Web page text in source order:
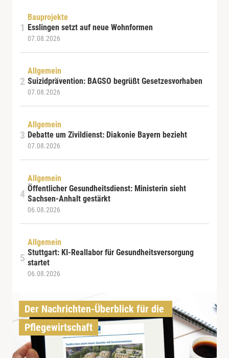
Bauprojekte
Esslingen setzt auf neue Wohnformen
07.08.2026
Allgemein
Suizidprävention: BAGSO begrüßt Gesetzesvorhaben
07.08.2026
Allgemein
Debatte um Zivildienst: Diakonie Bayern bezieht
07.08.2026
Allgemein
Öffentlicher Gesundheitsdienst: Ministerin sieht
Sachsen-Anhalt gestärkt
06.08.2026
Allgemein
Stuttgart: KI-Reallabor für Gesundheitsversorgung
startet
06.08.2026
Der Nachrichten-Überblick für die
Pflegewirtschaft